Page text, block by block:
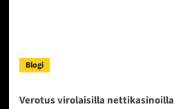
Blogi
Verotus virolaisilla nettikasinoilla